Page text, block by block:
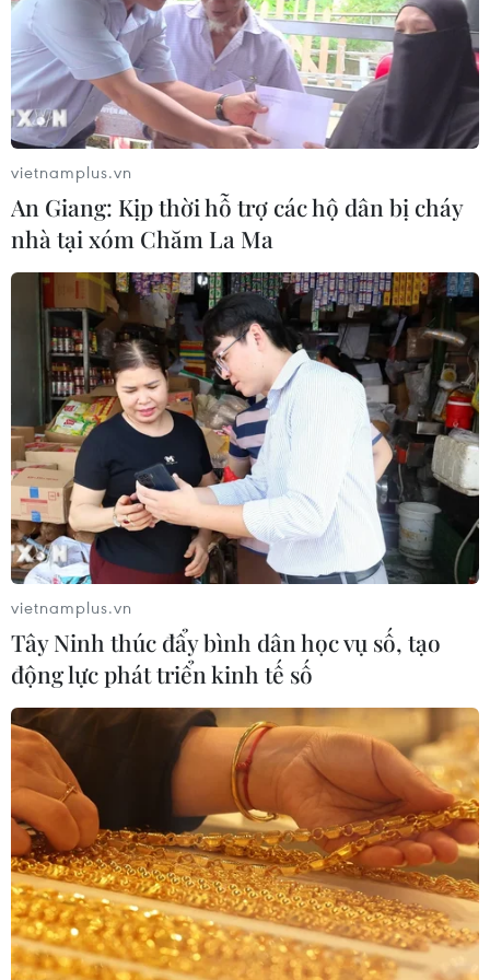
Thành phố Hồ Chí Minh: 5 người tử
vong vì bệnh dại trong 6 tháng đầu
năm
20/07/2026 05:41
Vụ ngạt khí tại trang trại heo
ở Thanh Hóa: 5 người tử vong, nhiều
nạn nhân cấp cứu
20/07/2026 04:17
Israel mở rộng vai trò "bác sỹ hề" sau
xung đột, hỗ trợ phục hồi tâm lý
19/07/2026 07:17
Phía Nam châu Phi tăng cường phối
hợp ngăn chặn dịch Ebola
19/07/2026 01:03
Điều gì tạo nên niềm tin khi lựa chọn
dinh dưỡng đầu đời cho trẻ?
18/07/2026 01:00
Phân bổ ngân sách chăm sóc sức
khỏe và dân số: Ưu tiên các địa bàn
khó khăn
17/07/2026 22:30
vietnamplus.vn
An Giang: Kịp thời hỗ trợ các hộ dân bị cháy
nhà tại xóm Chăm La Ma
vietnamplus.vn
Tây Ninh thúc đẩy bình dân học vụ số, tạo
động lực phát triển kinh tế số